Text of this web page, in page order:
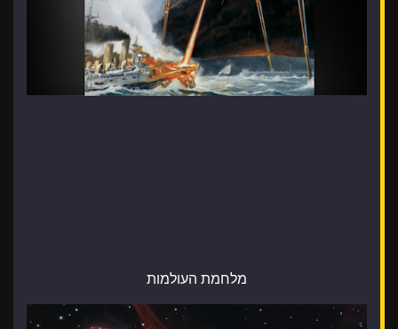
מלחמת העולמות